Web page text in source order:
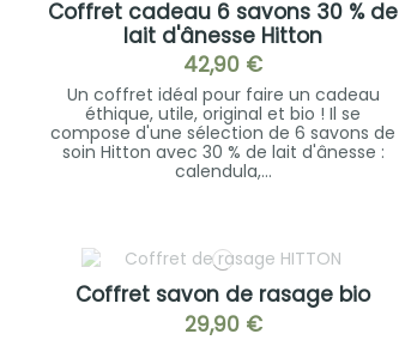
Coffret cadeau 6 savons 30 % de
lait d'ânesse Hitton
42,90 €
Un coffret idéal pour faire un cadeau
éthique, utile, original et bio ! Il se
compose d'une sélection de 6 savons de
soin Hitton avec 30 % de lait d'ânesse :
calendula,...
Coffret savon de rasage bio
29,90 €